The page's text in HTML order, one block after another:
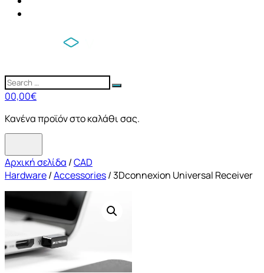
00,00€
Κανένα προϊόν στο καλάθι σας.
Αρχική σελίδα /CAD
Hardware/Accessories/ 3Dconnexion Universal Receiver